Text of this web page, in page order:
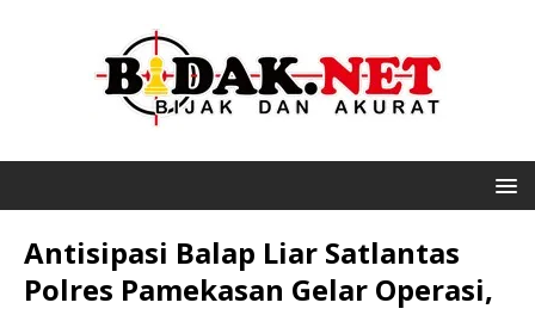
Antisipasi Balap Liar Satlantas
Polres Pamekasan Gelar Operasi,